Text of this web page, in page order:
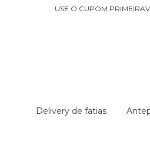
USE O CUPOM
Delivery de fatias